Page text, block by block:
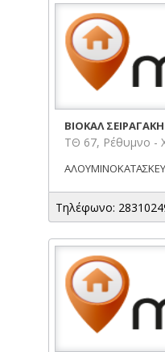
ΒΙΟΚΑΛ
ΤΘ 67, Ρέθυμνο -
Τηλέφωνο: